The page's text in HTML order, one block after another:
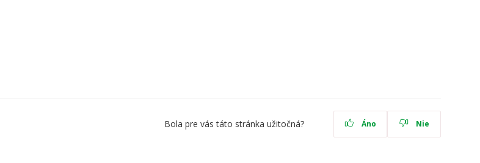
Bola pre vás táto stránka užitočná? Áno Nie